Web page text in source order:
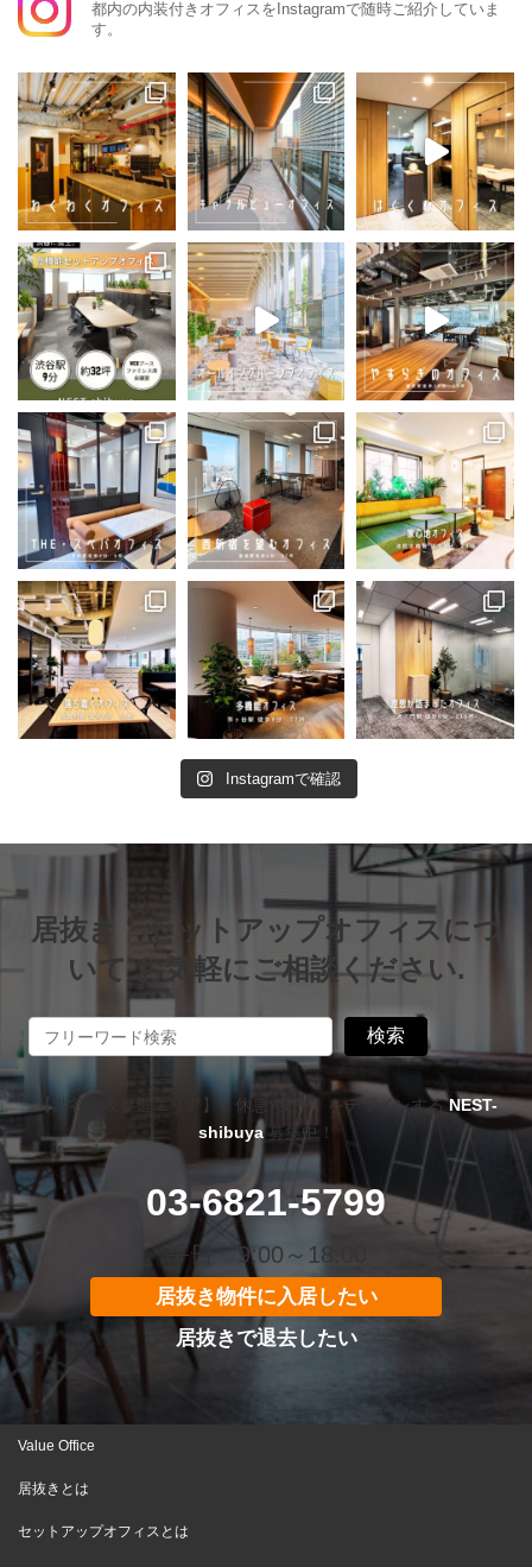
都内の内装付きオフィスをInstagramで随時ご紹介していま
す。
Instagramで確認
居抜き・セットアップオフィスにつ
いて お気軽にご相談ください.
検索
【渋谷・表参道エリア】「休息×集中」をデザインするNEST-
shibuya募集中！
03-6821-5799
平日 9:00～18:00
居抜き物件に入居したい
居抜きで退去したい
Value Office
居抜きとは
セットアップオフィスとは